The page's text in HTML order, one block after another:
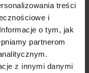
treści
i
o tym, jak
partnerom
z innymi danymi
dla pracowników.
zweryfikowano